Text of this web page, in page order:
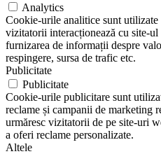
Analytics
Cookie-urile analitice sunt
vizitatorii interacționează cu site-
furnizarea de informații despre
respingere, sursa de trafic etc.
Publicitate
Publicitate
Cookie-urile publicitare sunt
reclame și campanii de marketing
urmăresc vizitatorii de pe site-uri
a oferi reclame personalizate.
Altele